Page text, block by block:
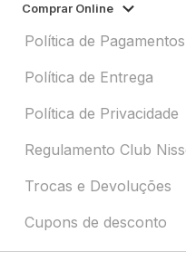
Comprar Online
Política de Pagamentos
Política de Entrega
Política de Privacidade
Regulamento Club
Trocas e Devoluções
Cupons de desconto